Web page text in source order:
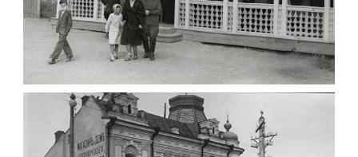
ПАВІЛЬЙОН МОРОЗИВА ЖИТОМИР 1947
Фото Житомир (1945-
1960)
Leave a comment